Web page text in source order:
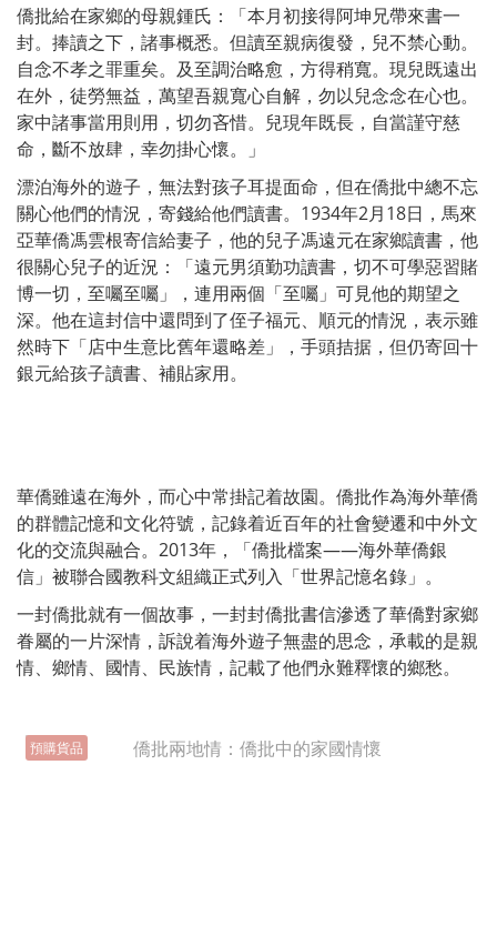
僑批給在家鄉的母親鍾氏：「本月初接得阿坤兄帶來書一
封。捧讀之下，諸事概悉。但讀至親病復發，兒不禁心動。
自念不孝之罪重矣。及至調治略愈，方得稍寬。現兒既遠出
在外，徒勞無益，萬望吾親寬心自解，勿以兒念念在心也。
家中諸事當用則用，切勿吝惜。兒現年既長，自當謹守慈
命，斷不放肆，幸勿掛心懷。」
漂泊海外的遊子，無法對孩子耳提面命，但在僑批中總不忘
關心他們的情況，寄錢給他們讀書。1934年2月18日，馬來
亞華僑馮雲根寄信給妻子，他的兒子馮遠元在家鄉讀書，他
很關心兒子的近況：「遠元男須勤功讀書，切不可學惡習賭
博一切，至囑至囑」，連用兩個「至囑」可見他的期望之
深。他在這封信中還問到了侄子福元、順元的情況，表示雖
然時下「店中生意比舊年還略差」，手頭拮据，但仍寄回十
銀元給孩子讀書、補貼家用。
華僑雖遠在海外，而心中常掛記着故園。僑批作為海外華僑
的群體記憶和文化符號，記錄着近百年的社會變遷和中外文
化的交流與融合。2013年，「僑批檔案——海外華僑銀
信」被聯合國教科文組織正式列入「世界記憶名錄」。
一封僑批就有一個故事，一封封僑批書信滲透了華僑對家鄉
眷屬的一片深情，訴說着海外遊子無盡的思念，承載的是親
情、鄉情、國情、民族情，記載了他們永難釋懷的鄉愁。
預購貨品